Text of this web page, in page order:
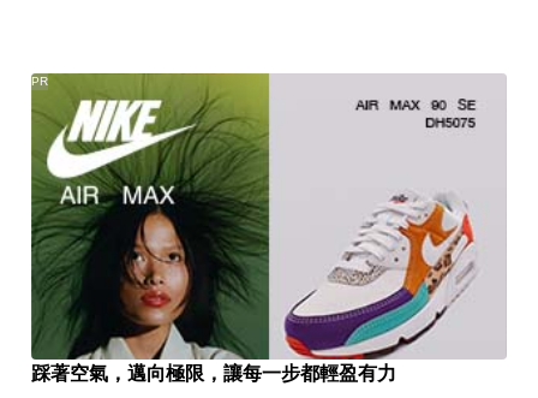
踩著空氣，邁向極限，讓每一步都輕盈有力
PR